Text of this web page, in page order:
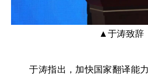
▲ 于涛致辞
于涛指出，加快国家翻译能